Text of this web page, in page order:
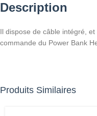
Description
Il dispose de câble intégré,
commande du Power Bank
Produits Similaires